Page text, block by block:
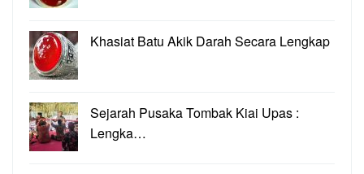
Khasiat Batu Akik Darah Secara Lengkap
Sejarah Pusaka Tombak Kiai Upas :
Lengka…